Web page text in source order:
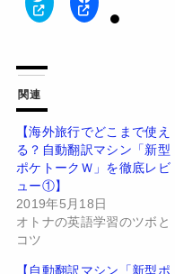
ク
リ
て
T
w
i
t
t
e
r
で
共
有
(
新
し
い
ウ
ン
F
a
有
す
る
に
は
リ
ッ
ク
し
だ
関連
【海外旅行でどこまで使え
る？自動翻訳マシン「新型
ポケトークＷ」を徹底レビ
ュー①】
2019年5月18日
オトナの英語学習のツボと
コツ
【自動翻訳マシン「新型ポ